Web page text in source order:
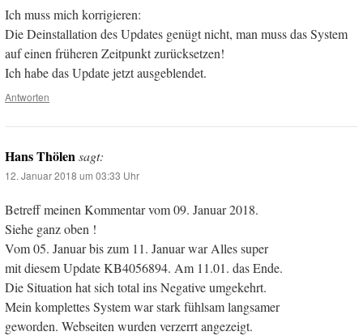
Ich muss mich korrigieren:
Die Deinstallation des Updates genügt nicht, man muss das System
auf einen früheren Zeitpunkt zurücksetzen!
Ich habe das Update jetzt ausgeblendet.
Antworten
Hans Thölensagt:
12. Januar 2018 um 03:33 Uhr
Betreff meinen Kommentar vom 09. Januar 2018.
Siehe ganz oben !
Vom 05. Januar bis zum 11. Januar war Alles super
mit diesem Update KB4056894. Am 11.01. das Ende.
Die Situation hat sich total ins Negative umgekehrt.
Mein komplettes System war stark fühlsam langsamer
geworden. Webseiten wurden verzerrt angezeigt.